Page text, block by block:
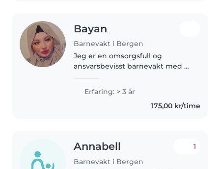
Bayan
Barnevakt i Bergen
Jeg er en omsorgsfull og
ansvarsbevisst barnevakt med 3
småbarn. Selv om jeg ikke har
førstehjelpsopplæring, er jeg
veldig tålmodig og flink til å
Erfaring: > 3 år
175,00 kr/time
Annabell
Barnevakt i Bergen
1